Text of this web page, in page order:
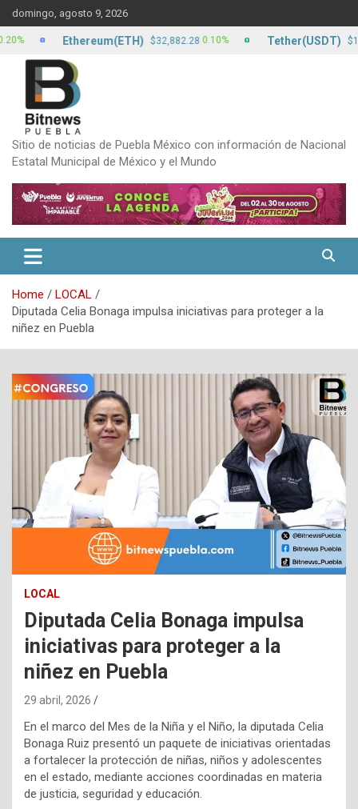
Skip
to
content
domingo, agosto 9, 2026
Sitio de noticias de Puebla México con información de Nacional
Estatal Municipal de México y el Mundo
Home
LOCAL
Diputada Celia Bonaga impulsa iniciativas para proteger a la
niñez en Puebla
LOCAL
Diputada Celia Bonaga impulsa
iniciativas para proteger a la
niñez en Puebla
29 abril, 2026
En el marco del Mes de la Niña y el Niño, la diputada Celia
Bonaga Ruiz presentó un paquete de iniciativas orientadas
a fortalecer la protección de niñas, niños y adolescentes
en el estado, mediante acciones coordinadas en materia
de justicia, seguridad y educación.
Ethereum(ETH) $32,882.28 0.10% Tether(USDT) $17.13